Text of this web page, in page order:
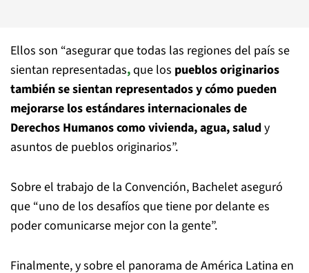
Ellos son “asegurar que todas las regiones del país se
sientan representadas,que los pueblos originarios
también se sientan representados y cómo pueden
mejorarse los estándares internacionales de
Derechos Humanos como vivienda, agua, saludy
asuntos de pueblos originarios”.
Sobre el trabajo de la Convención, Bachelet aseguró
que “uno de los desafíos que tiene por delante es
poder comunicarse mejor con la gente”.
Finalmente, y sobre el panorama de América Latina en